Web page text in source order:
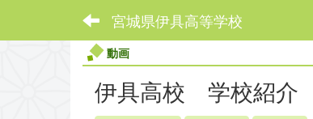
宮城県伊具高等学校
動画
伊具高校 学校紹介